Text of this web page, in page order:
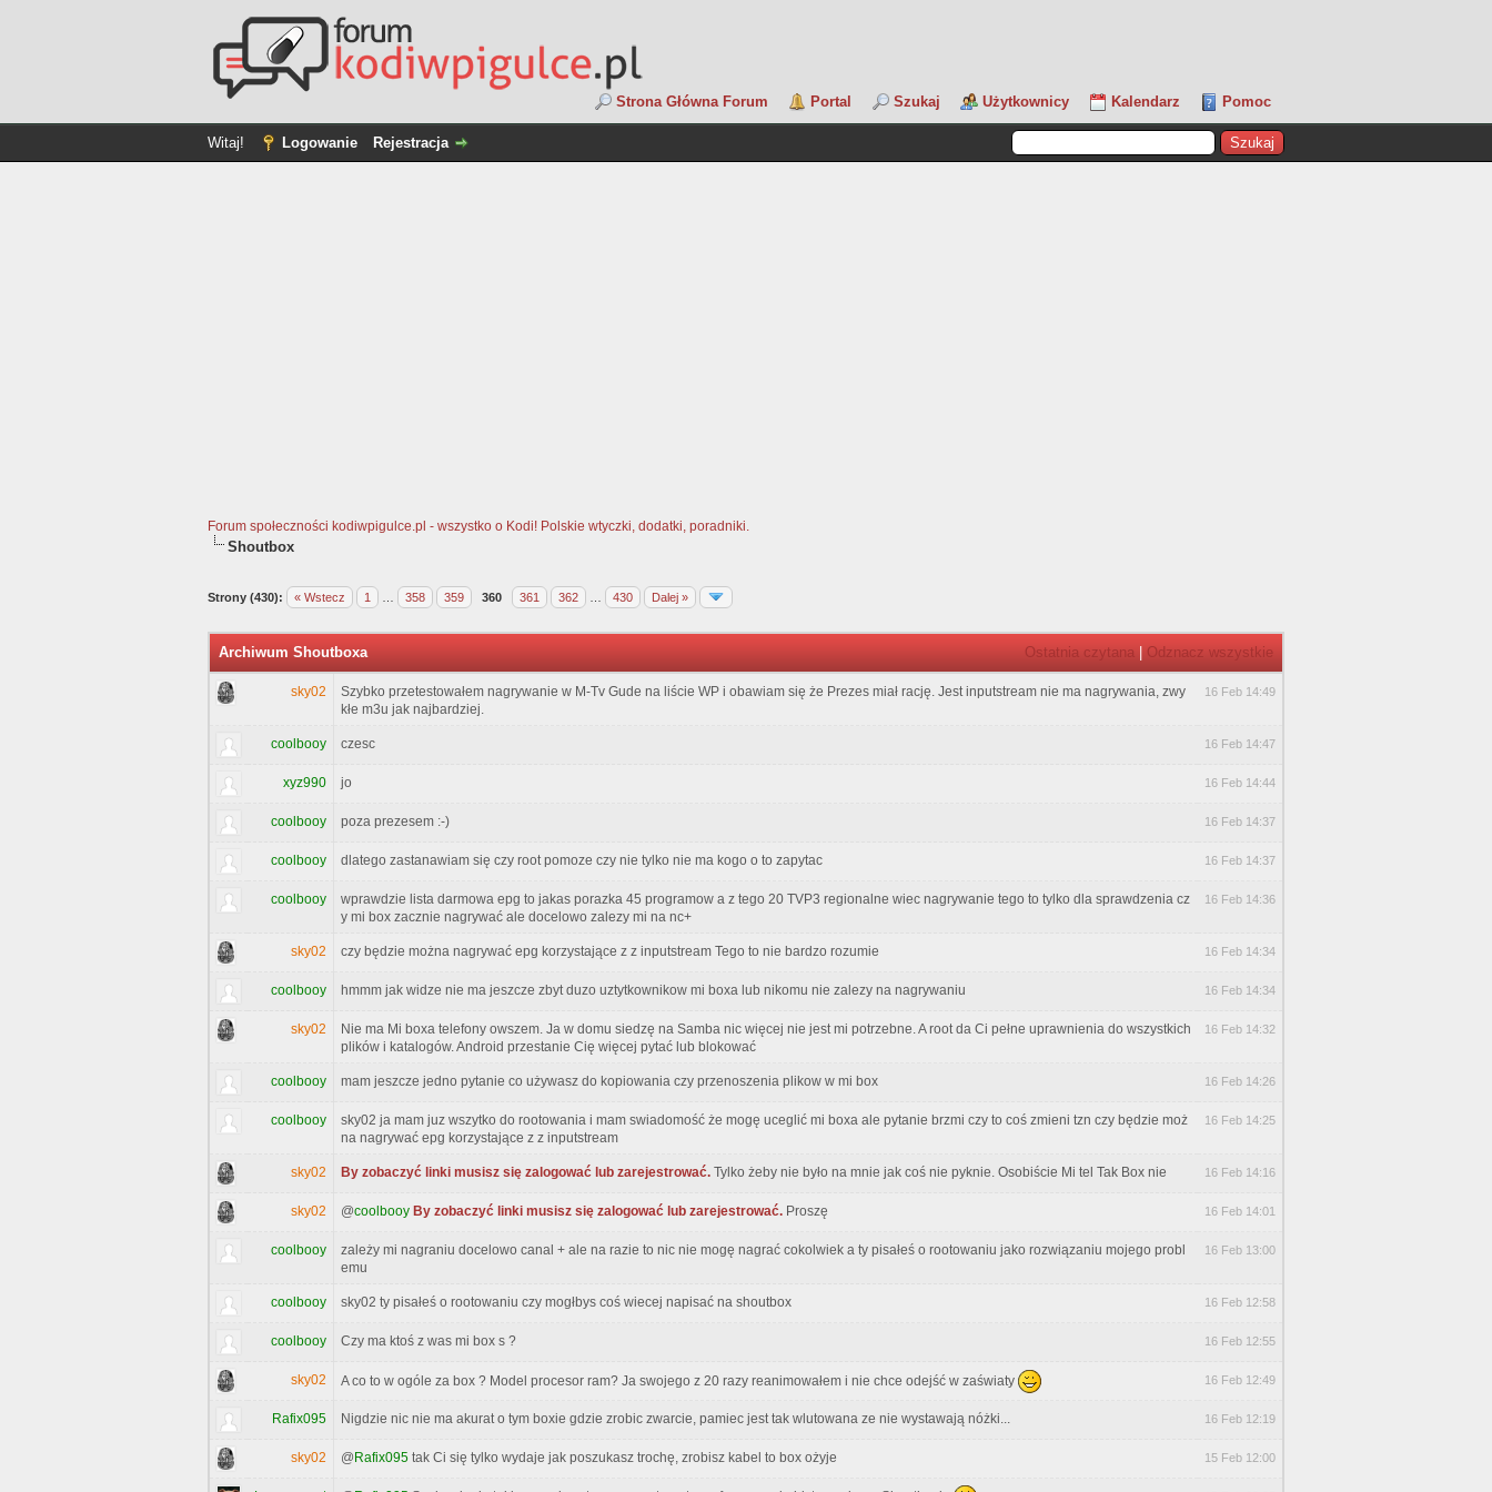
Strona Główna Forum Portal Szukaj Użytkownicy Kalendarz Pomoc
Witaj! Logowanie Rejestracja
Forum społeczności kodiwpigulce.pl - wszystko o Kodi! Polskie wtyczki, dodatki, poradniki.
Shoutbox
Strony (430): « Wstecz 1 358 359 360 361 362 430 Dalej »
Archiwum Shoutboxa Ostatnia czytana| Odznacz wszystkie
sky02
Szybko przetestowałem nagrywanie w M-Tv Gude na liście WP i obawiam się że Prezes miał rację. Jest inputstream nie ma nagrywania, zwy
kłe m3u jak najbardziej.
16 Feb 14:49
coolbooy czesc 16 Feb 14:47
xyz990 jo 16 Feb 14:44
coolbooy poza prezesem :-) 16 Feb 14:37
coolbooy dlatego zastanawiam się czy root pomoze czy nie tylko nie ma kogo o to zapytac 16 Feb 14:37
coolbooy
wprawdzie lista darmowa epg to jakas porazka 45 programow a z tego 20 TVP3 regionalne wiec nagrywanie tego to tylko dla sprawdzenia cz
y mi box zacznie nagrywać ale docelowo zalezy mi na nc+
16 Feb 14:36
sky02 czy będzie można nagrywać epg korzystające z z inputstream Tego to nie bardzo rozumie 16 Feb 14:34
coolbooy hmmm jak widze nie ma jeszcze zbyt duzo uztytkownikow mi boxa lub nikomu nie zalezy na nagrywaniu 16 Feb 14:34
sky02
Nie ma Mi boxa telefony owszem. Ja w domu siedzę na Samba nic więcej nie jest mi potrzebne. A root da Ci pełne uprawnienia do wszystkich
plików i katalogów. Android przestanie Cię więcej pytać lub blokować
16 Feb 14:32
coolbooy mam jeszcze jedno pytanie co używasz do kopiowania czy przenoszenia plikow w mi box 16 Feb 14:26
coolbooy
sky02 ja mam juz wszytko do rootowania i mam swiadomość że mogę uceglić mi boxa ale pytanie brzmi czy to coś zmieni tzn czy będzie moż
na nagrywać epg korzystające z z inputstream
16 Feb 14:25
sky02 By zobaczyć linki musisz się zalogować lub zarejestrować. Tylko żeby nie było na mnie jak coś nie pyknie. Osobiście Mi tel Tak Box nie 16 Feb 14:16
sky02 @coolbooy By zobaczyć linki musisz się zalogować lub zarejestrować. Proszę 16 Feb 14:01
coolbooy
zależy mi nagraniu docelowo canal + ale na razie to nic nie mogę nagrać cokolwiek a ty pisałeś o rootowaniu jako rozwiązaniu mojego probl
emu
16 Feb 13:00
coolbooy sky02 ty pisałeś o rootowaniu czy mogłbys coś wiecej napisać na shoutbox 16 Feb 12:58
coolbooy Czy ma ktoś z was mi box s ? 16 Feb 12:55
sky02 A co to w ogóle za box ? Model procesor ram? Ja swojego z 20 razy reanimowałem i nie chce odejść w zaświaty 16 Feb 12:49
Rafix095 Nigdzie nic nie ma akurat o tym boxie gdzie zrobic zwarcie, pamiec jest tak wlutowana ze nie wystawają nóżki... 16 Feb 12:19
sky02 @ Rafix095 tak Ci się tylko wydaje jak poszukasz trochę, zrobisz kabel to box ożyje 15 Feb 12:00